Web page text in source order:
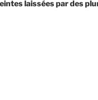
laissées par des